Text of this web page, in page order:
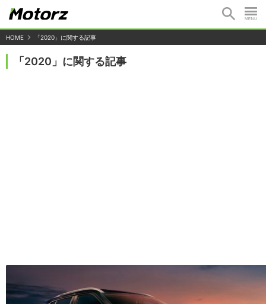
HOME 「2020」に関する記事
「2020」に関する記事